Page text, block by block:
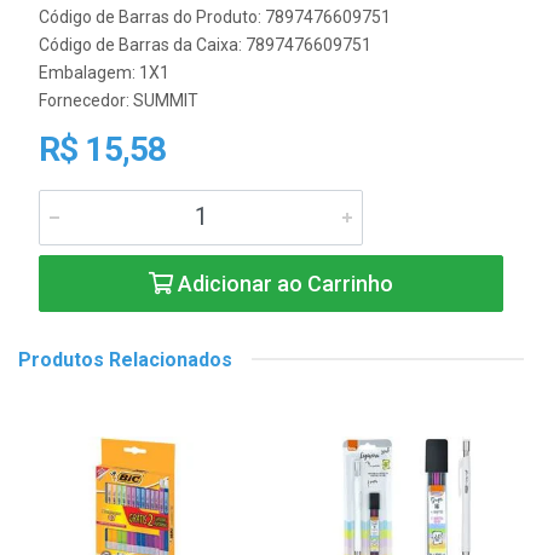
Código de Barras do Produto: 7897476609751
Código de Barras da Caixa: 7897476609751
Embalagem: 1X1
Fornecedor: SUMMIT
R$ 15,58
Adicionar ao Carrinho
Produtos Relacionados